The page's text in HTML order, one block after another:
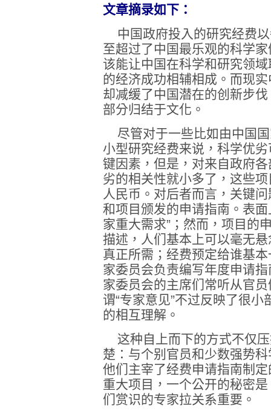
文章摘录如下：
中国政府投入的研究经费
至超过了中国最乐观的科学
该能让中国在科学和研究领
的经济成功相辅相成。而现
却减缓了中国潜在的创新步
部分归结于文化。
尽管对于一些比如由中国
小型研究经费来说，科学优
键因素，但是，对来自政府
劣的相关性就小多了，这些
人民币。对后者而言，关键
和项目颁发的申请指南。表
家重大需求”；然而，项目的
描述，人们基本上可以毫无
真正所需；经费预定给谁基
家委员会负责编写年度申请
家委员会的主席们常听从官
谓“专家意见”不过反映了很
的相互理解。
这种自上而下的方式不仅
楚：与个别官员和少数强势
他们主宰了经费申请指南制
重大项目，一个公开的秘密
们赏识的专家拉关系重要。